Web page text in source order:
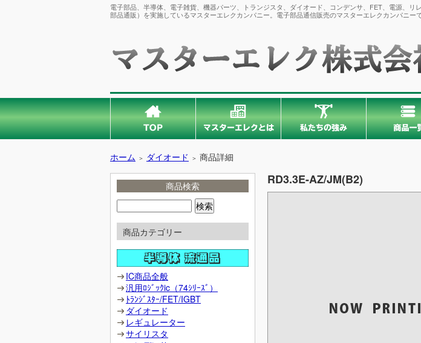
電子部品、半導体、電子雑貨、機器パーツ、トランジスタ、ダイオード、コンデンサ、FET、電源、
部品通販）を実施しているマスターエレクカンパニー。電子部品通信販売のマスターエレクカンパニ
ホーム ＞ ダイオード ＞ 商品詳細
商品検索
商品カテゴリー
IC商品全般
汎用ﾛｼﾞｯｸic（74ｼﾘｰｽﾞ）
ﾄﾗﾝｼﾞｽﾀｰ/FET/IGBT
ダイオード
レギュレーター
サイリスタ
RD3.3E-AZ/JM(B2)